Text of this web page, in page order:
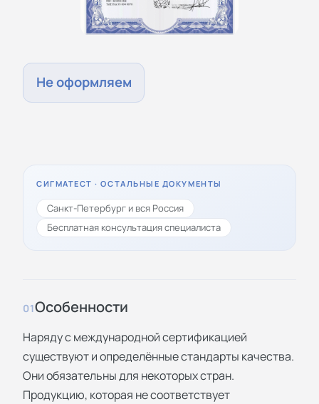
Не оформляем
СИГМАТЕСТ · ОСТАЛЬНЫЕ ДОКУМЕНТЫ
Санкт-Петербург и вся Россия
Бесплатная консультация специалиста
01Особенности
Наряду с международной сертификацией
существуют и определённые стандарты качества.
Они обязательны для некоторых стран.
Продукцию, которая не соответствует